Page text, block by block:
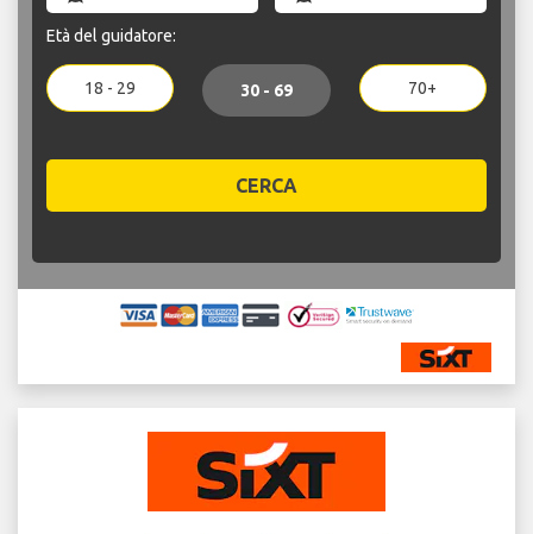
Età del guidatore:
18 - 29 30 - 69 70+
CERCA